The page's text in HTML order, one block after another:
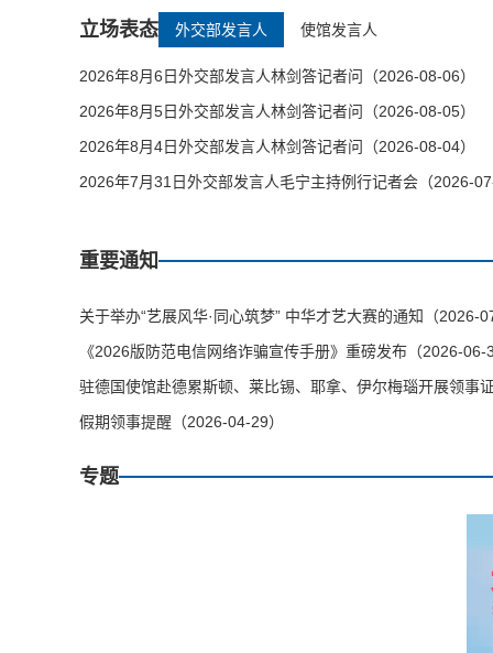
立场表态 外交部发言人 使馆发言人
2026年8月6日外交部发言人林剑答记者问（2026-08-06）
2026年8月5日外交部发言人林剑答记者问（2026-08-05）
2026年8月4日外交部发言人林剑答记者问（2026-08-04）
2026年7月31日外交部发言人毛宁主持例行记者会（2026-
重要通知
关于举办“艺展风华·同心筑梦” 中华才艺大赛的通知（2026-
《2026版防范电信网络诈骗宣传手册》重磅发布（2026-06-
驻德国使馆赴德累斯顿、莱比锡、耶拿、伊尔梅瑙开展领事
假期领事提醒（2026-04-29）
专题